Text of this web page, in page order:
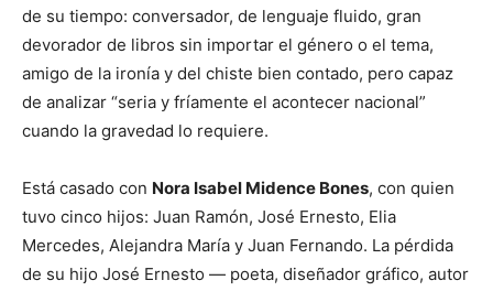
de su tiempo: conversador, de lenguaje fluido, gran
devorador de libros sin importar el género o el tema,
amigo de la ironía y del chiste bien contado, pero capaz
de analizar “seria y fríamente el acontecer nacional”
cuando la gravedad lo requiere.
Está casado con Nora Isabel Midence Bones, con quien
tuvo cinco hijos: Juan Ramón, José Ernesto, Elia
Mercedes, Alejandra María y Juan Fernando. La pérdida
de su hijo José Ernesto — poeta, diseñador gráfico, autor